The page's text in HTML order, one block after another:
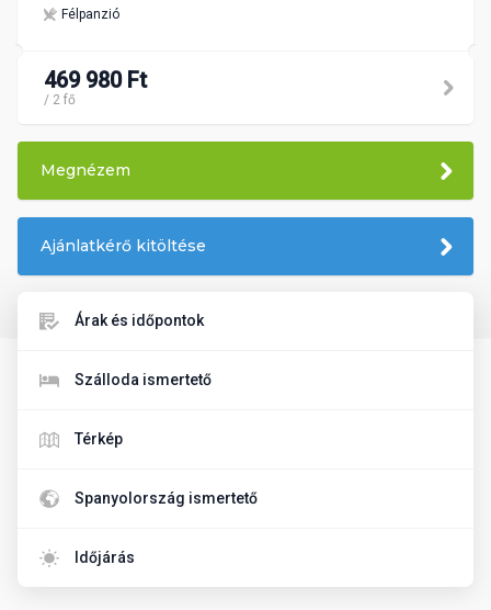
Félpanzió
469 980 Ft
/ 2 fő
Megnézem
Ajánlatkérő kitöltése
Árak és időpontok
Szálloda ismertető
Térkép
Spanyolország ismertető
Időjárás